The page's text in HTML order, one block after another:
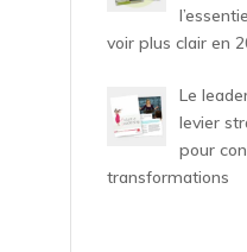
voir plus clair en
Le
levier
pour
transformations